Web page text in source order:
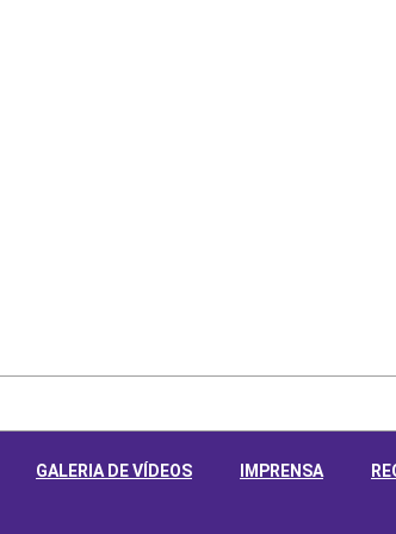
GALERIA DE VÍDEOS IMPRENSA